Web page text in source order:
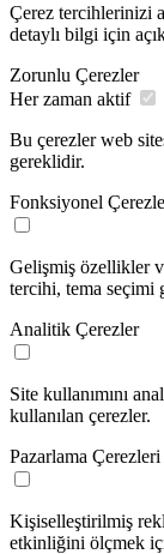
Çerez tercihlerinizi
detaylı bilgi için
Zorunlu Çerezler
Her zaman aktif
Bu çerezler web
gereklidir.
Fonksiyonel
Gelişmiş özellikler
tercihi, tema seçimi
Analitik Çerezler
Site kullanımını
kullanılan çerezler.
Pazarlama Çerezleri
Kişiselleştirilmiş
etkinliğini ölçmek